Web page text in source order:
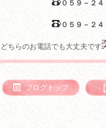
０５９－２
０５９－２
どちらのお電話でも大丈夫です
ブログトップ